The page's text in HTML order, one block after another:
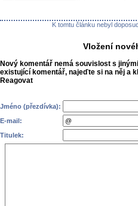
K tomtu článku nebyl
Vložení
Nový komentář nemá souvislost s
existující komentář, najeďte si na něj a
Reagovat
Jméno (přezdívka):
E-mail:
Titulek: